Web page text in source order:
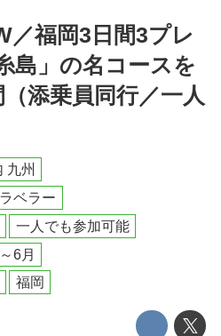
／福岡3日間3プレ
島」の名コースを
添乗員同行／一人
九州
ベラー
一人でも参加可能
6月
福岡